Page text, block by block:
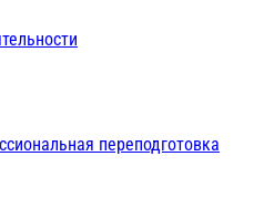
переподготовка